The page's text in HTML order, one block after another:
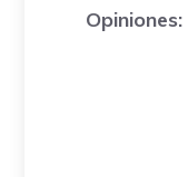
Opiniones: